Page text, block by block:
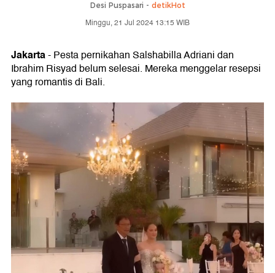
Desi Puspasari - detikHot
Minggu, 21 Jul 2024 13:15 WIB
Jakarta- Pesta pernikahan Salshabilla Adriani dan
Ibrahim Risyad belum selesai. Mereka menggelar resepsi
yang romantis di Bali.